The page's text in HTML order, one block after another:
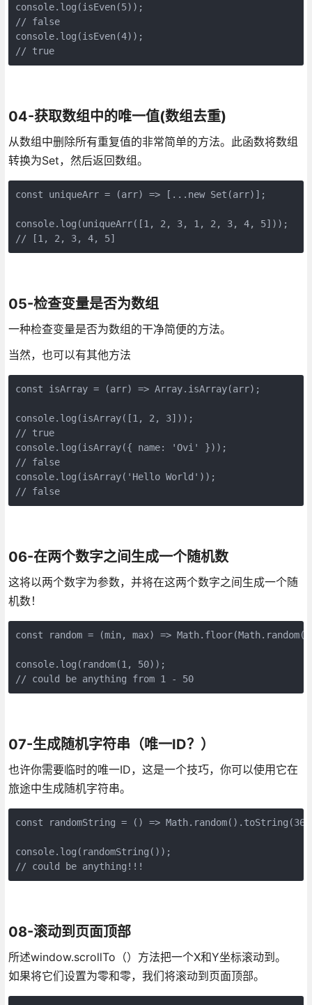
console.log(isEven(5));
// false
console.log(isEven(4));
// true
04-获取数组中的唯一值(数组去重)
从数组中删除所有重复值的非常简单的方法。此函数将数组
转换为Set，然后返回数组。
const uniqueArr = (arr) => [...new Set(arr)];
console.log(uniqueArr([1, 2, 3, 1, 2, 3, 4, 5]));
// [1, 2, 3, 4, 5]
05-检查变量是否为数组
一种检查变量是否为数组的干净简便的方法。
当然，也可以有其他方法
const isArray = (arr) => Array.isArray(arr);
console.log(isArray([1, 2, 3]));
// true
console.log(isArray({ name: 'Ovi' }));
// false
console.log(isArray('Hello World'));
// false
06-在两个数字之间生成一个随机数
这将以两个数字为参数，并将在这两个数字之间生成一个随
机数！
const random = (min, max) =>
console.log(random(1, 50));
// could be anything from 1 - 50
07-生成随机字符串（唯一ID？）
也许你需要临时的唯一ID，这是一个技巧，你可以使用它在
旅途中生成随机字符串。
const randomString = () =>
console.log(randomString());
// could be anything!!!
08-滚动到页面顶部
所述window.scrollTo（）方法把一个X和Y坐标滚动到。
如果将它们设置为零和零，我们将滚动到页面顶部。